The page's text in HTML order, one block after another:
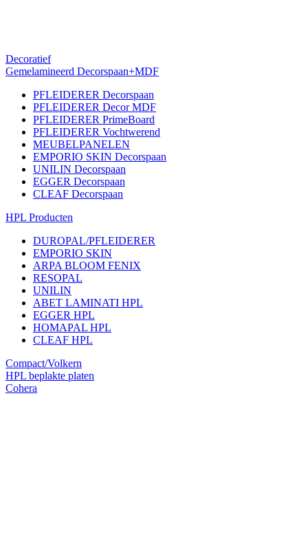
Decoratief
Gemelamineerd Decorspaan+MDF
PFLEIDERER Decorspaan
PFLEIDERER Decor MDF
PFLEIDERER PrimeBoard
PFLEIDERER Vochtwerend
MEUBELPANELEN
EMPORIO SKIN Decorspaan
UNILIN Decorspaan
EGGER Decorspaan
CLEAF Decorspaan
HPL Producten
DUROPAL/PFLEIDERER
EMPORIO SKIN
ARPA BLOOM FENIX
RESOPAL
UNILIN
ABET LAMINATI HPL
EGGER HPL
HOMAPAL HPL
CLEAF HPL
Compact/Volkern
HPL beplakte platen
Cohera